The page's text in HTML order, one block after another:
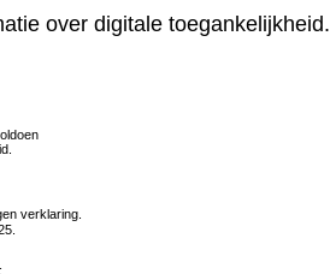
over digitale toegankelijkheid.